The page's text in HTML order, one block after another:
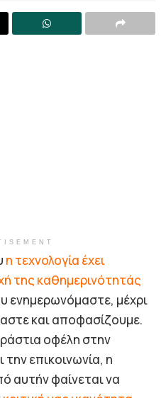
η τεχνολογία έχει
της καθημερινότητάς
ενημερωνόμαστε, μέχρι
και αποφασίζουμε.
οφέλη στην
επικοινωνία, η
αυτήν φαίνεται να